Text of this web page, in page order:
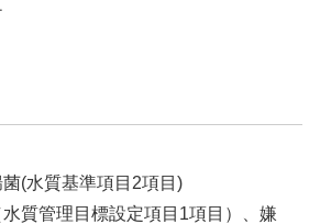
(水質基準項目2項目)
質管理目標設定項目1項目）、嫌